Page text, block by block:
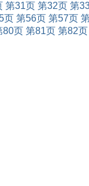
第31页 第32页 第
页 第56页 第57页
80页 第81页 第82页